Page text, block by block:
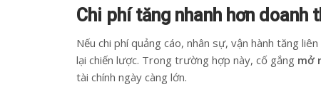
Chi phí tăng nhanh hơn doanh
Nếu chi phí quảng cáo, nhân sự, vận hành tăng
lại chiến lược. Trong trường hợp này, cố gắng mở
tài chính ngày càng lớn.